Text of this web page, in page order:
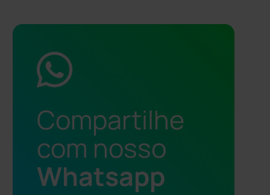
Compartilhe
com nosso
Whatsapp